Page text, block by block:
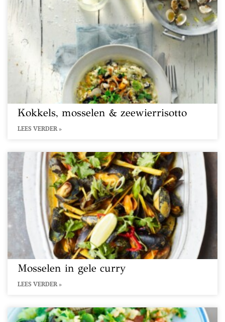
Kokkels, mosselen & zeewierrisotto
LEES VERDER »
Mosselen in gele curry
LEES VERDER »